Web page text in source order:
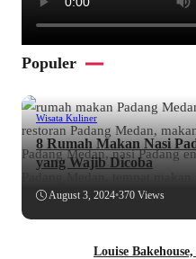
Populer
Wisata Kuliner
8 Rumah Makan Nasi
yang Wajib Dicoba
August 3, 2024•370 Views
Louise